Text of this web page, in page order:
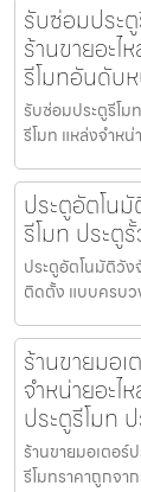
รับซ่อมประ
ร้านขายอะไ
รีโมทอันดับ
รับซ่อมประตูรีโม
รีโมท แหล่งจำห
ประตูอัตโน
รีโมท ประตู
ประตูอัตโนมัติวัง
ติดตั้ง แบบครบว
ร้านขายมอเ
จำหน่ายอะไ
ประตูรีโมท
ร้านขายมอเตอร์
รีโมทราคาถูกจา